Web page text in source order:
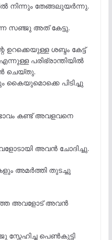
നിന്നും തേങ്ങലുയർന്നു.
സഞ്ജു അത് കേട്ടു.
ഉറക്കെയുള്ള ശബ്ദം കേട്ട്
പരിഭ്രാന്തിയിൽ
ചെയ്തു.
കൈയുമൊക്കെ പിടിച്ചു
കണ്ട് അവളവനെ
അവൻ ചോദിച്ചു.
അമർത്തി തുടച്ചു
അവളോട് അവൻ
സ്നേഹിച്ച പെൺകുട്ടി